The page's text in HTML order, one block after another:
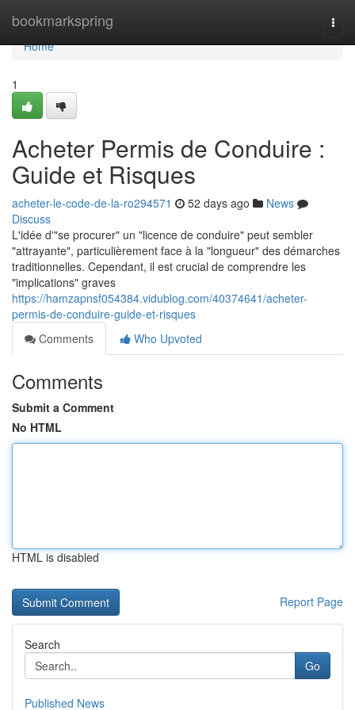
bookmarkspring
Home
Home
1
Acheter Permis de Conduire :
Guide et Risques
acheter-le-code-de-la-ro294571 52 days ago
News
Discuss
L'idée d'"se procurer" un "licence de conduire" peut sembler
"attrayante", particulièrement face à la "longueur" des démarches
traditionnelles. Cependant, il est crucial de comprendre les
"implications" graves
https://hamzapnsf054384.vidublog.com/40374641/acheter-
permis-de-conduire-guide-et-risques
Comments
Who Upvoted
Comments
Submit a Comment
No HTML
HTML is disabled
Report Page
Search
Go
Published News